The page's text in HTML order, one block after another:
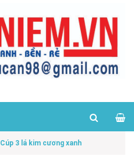
Cúp 3 lá kim cương xanh